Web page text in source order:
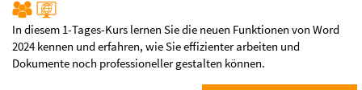
In diesem 1-Tages-Kurs lernen Sie die neuen Funktionen von Word
2024 kennen und erfahren, wie Sie effizienter arbeiten und
Dokumente noch professioneller gestalten können.